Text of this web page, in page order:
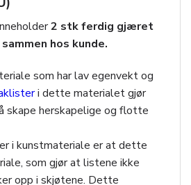
2 stk ferdig gjæret
hos kunde.
som har lav egenvekt og
i dette materialet gjør
skape herskapelige og flotte
i kunstmateriale er at dette
som gjør at listene ikke
opp i skjøtene. Dette